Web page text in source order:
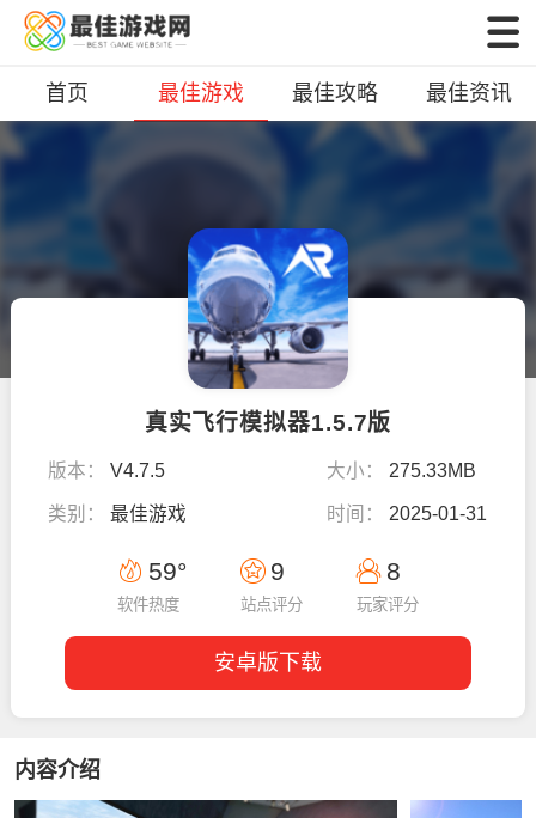
首页 最佳游戏 最佳攻略 最佳资讯
真实飞行模拟器1.5.7版
版本： V4.7.5 大小： 275.33MB
类别： 最佳游戏 时间： 2025-01-31
14:25:08
59°
软件热度
9
站点评分
8
玩家评分
安卓版下载
内容介绍